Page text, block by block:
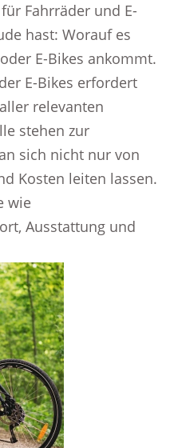
Fahrräder und E-
hast: Worauf es
E-Bikes ankommt.
E-Bikes erfordert
relevanten
stehen zur
sich nicht nur von
Kosten leiten lassen.
wie
Ausstattung und